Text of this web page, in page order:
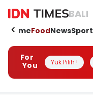
BALI
HomeFoodNewsSport
For
You
Yuk Pilih !